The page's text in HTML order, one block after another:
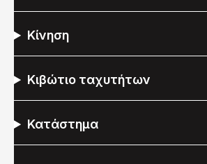
Κίνηση
Κιβώτιο ταχυτήτων
Κατάστημα